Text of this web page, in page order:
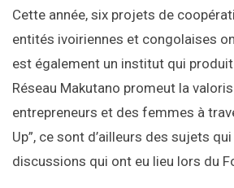
Cette année, six projets de
entités ivoiriennes et congolaises
est également un institut qui
Réseau Makutano promeut la
entrepreneurs et des femmes à
Up”, ce sont d’ailleurs des sujets
discussions qui ont eu lieu lors du